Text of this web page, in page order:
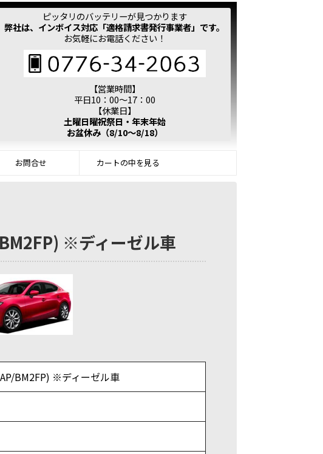
ピッタリのバッテリーが見つかります
弊社は、インボイス対応「適格請求書発行事業者」です。
お気軽にお電話ください！
【営業時間】
平日10：00～17：00
【休業日】
土曜日曜祝祭日・年末年始
お盆休み（8/10～8/18）
お問合せ カートの中を見る
※ディーゼル車
BM2FP) ※ディーゼル車